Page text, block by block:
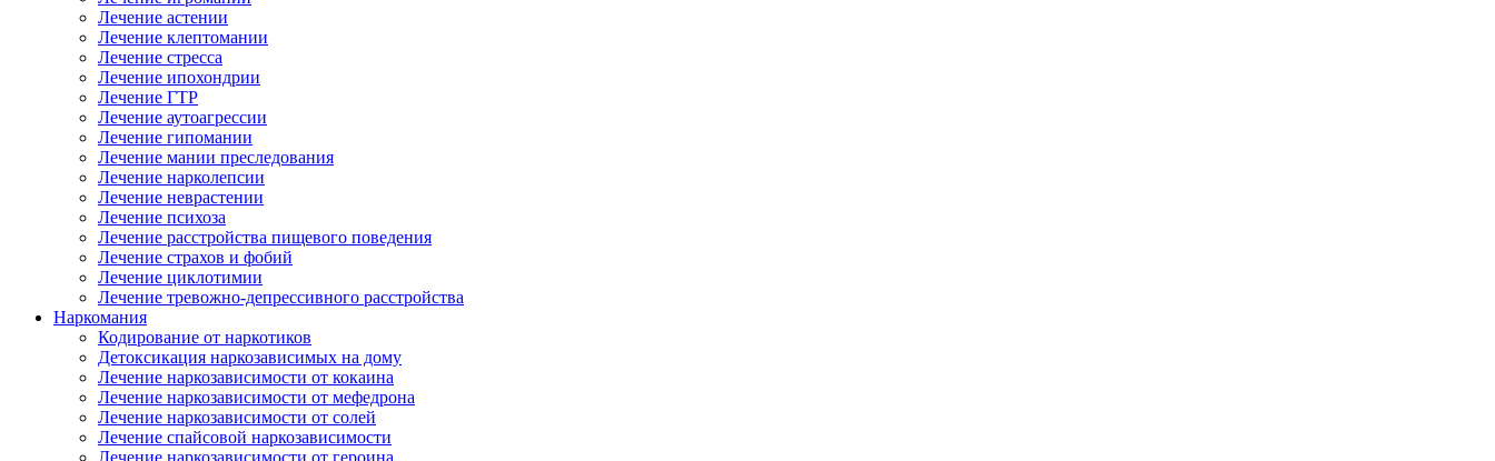
Лечение астении
Лечение клептомании
Лечение стресса
Лечение ипохондрии
Лечение ГТР
Лечение аутоагрессии
Лечение гипомании
Лечение мании преследования
Лечение нарколепсии
Лечение неврастении
Лечение психоза
Лечение расстройства пищевого поведения
Лечение страхов и фобий
Лечение циклотимии
Лечение тревожно-депрессивного расстройства
Наркомания
Кодирование от наркотиков
Детоксикация наркозависимых на дому
Лечение наркозависимости от кокаина
Лечение наркозависимости от мефедрона
Лечение наркозависимости от солей
Лечение спайсовой наркозависимости
Лечение наркозависимости от героина